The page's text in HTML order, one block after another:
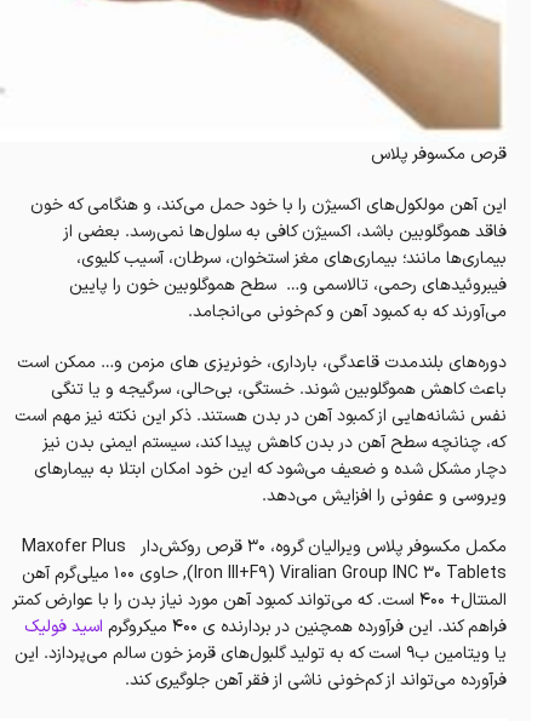
قرص مکسوفر پلاس
این آهن مولکول‌های اکسیژن را با خود حمل می‌کند، و هنگامی که خون
فاقد هموگلوبین باشد، اکسیژن کافی به سلول‌ها نمی‌رسد. بعضی از
بیماری‌ها مانند؛ بیماری‌های مغز استخوان، سرطان، آسیب کلیوی،
فیبروئیدهای رحمی، تالاسمی و… سطح هموگلوبین خون را پایین
می‌آورند که به کمبود آهن و کم‌خونی می‌انجامد.
دوره‌های بلندمدت قاعدگی، بارداری، خونریزی های مزمن و… ممکن است
باعث کاهش هموگلوبین شوند. خستگی، بی‌حالی، سرگیجه و یا تنگی
نفس نشانه‌هایی از کمبود آهن در بدن هستند. ذکر این نکته نیز مهم است
که، چنانچه سطح آهن در بدن کاهش پیدا کند، سیستم ایمنی بدن نیز
دچار مشکل شده و ضعیف می‌شود که این خود امکان ابتلا به بیمارهای
ویروسی و عفونی را افزایش می‌دهد.
مکمل مکسوفر پلاس ویرالیان گروه، ۳۰ قرص روکش‌دار Maxofer Plus
(Iron III+F9) Viralian Group INC 30 Tablets, حاوی ۱۰۰ میلی‌گرم آهن
المنتال+ ۴۰۰ است. که می‌تواند کمبود آهن مورد نیاز بدن را با عوارض کمتر
فراهم کند. این فرآورده همچنین در بردارنده ی ۴۰۰ میکروگرم
اسید فولیک
یا ویتامین ب۹ است که به تولید گلبول‌های قرمز خون سالم می‌پردازد. این
فرآورده می‌تواند از کم‌خونی ناشی از فقر آهن جلوگیری کند.